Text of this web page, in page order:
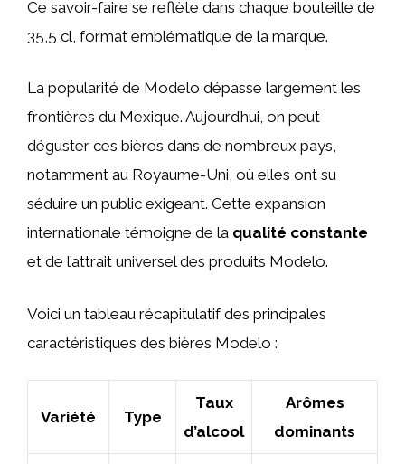
Ce savoir-faire se reflète dans chaque bouteille de
35,5 cl, format emblématique de la marque.
La popularité de Modelo dépasse largement les
frontières du Mexique. Aujourd’hui, on peut
déguster ces bières dans de nombreux pays,
notamment au Royaume-Uni, où elles ont su
séduire un public exigeant. Cette expansion
internationale témoigne de la qualité constante
et de l’attrait universel des produits Modelo.
Voici un tableau récapitulatif des principales
caractéristiques des bières Modelo :
Variété Type
Taux
d’alcool
Arômes
dominants